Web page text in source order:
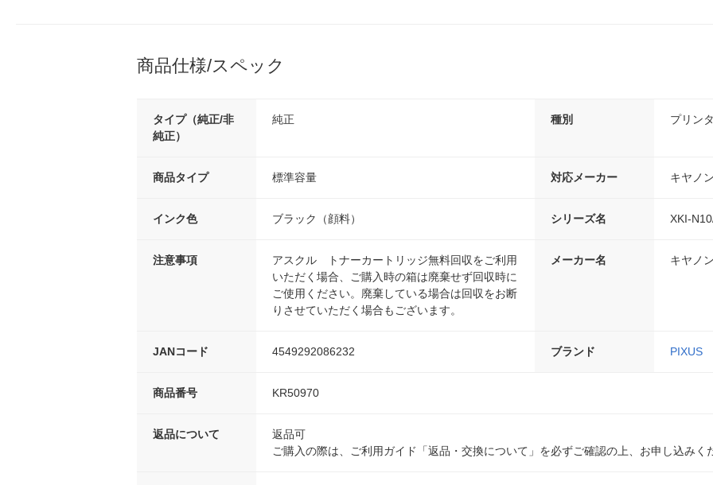
商品仕様/スペック
タイプ（純正/非
純正）
純正 種別 プリン
商品タイプ 標準容量 対応メーカー キヤノン
インク色 ブラック（顔料） シリーズ名 XKI-
注意事項
アスクル トナーカートリッジ無料回収をご利用
いただく場合、ご購入時の箱は廃棄せず回収時に
ご使用ください。廃棄している場合は回収をお断
りさせていただく場合もございます。
メーカー名 キヤノン
JANコード 4549292086232 ブランド PIXUS
商品番号 KR50970
返品について
返品可
ご購入の際は、ご利用ガイド「返品・交換について」を必ずご確認の上、お申し込みく